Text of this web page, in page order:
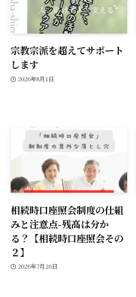
宗教宗派を超えてサポート
します
2026年8月1日
相続時口座照会制度の仕組
みと注意点-残高は分か
る？【相続時口座照会その
２】
2026年7月26日